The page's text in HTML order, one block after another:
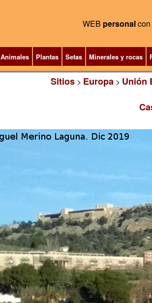
WEB personalcon
Animales Plantas Setas Minerales y rocas
Sitios> Europa> Unión